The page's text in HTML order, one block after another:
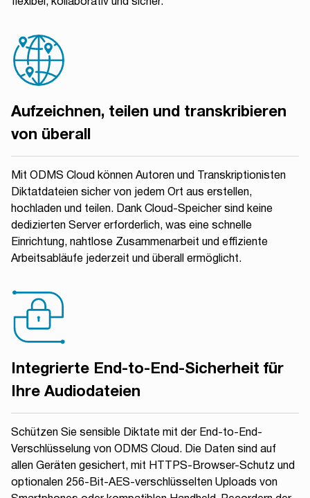
Aufzeichnen, teilen und transkribieren
von überall
Mit ODMS Cloud können Autoren und Transkriptionisten
Diktatdateien sicher von jedem Ort aus erstellen,
hochladen und teilen. Dank Cloud-Speicher sind keine
dedizierten Server erforderlich, was eine schnelle
Einrichtung, nahtlose Zusammenarbeit und effiziente
Arbeitsabläufe jederzeit und überall ermöglicht.
Integrierte End-to-End-Sicherheit für
Ihre Audiodateien
Schützen Sie sensible Diktate mit der End-to-End-
Verschlüsselung von ODMS Cloud. Die Daten sind auf
allen Geräten gesichert, mit HTTPS-Browser-Schutz und
optionalen 256-Bit-AES-verschlüsselten Uploads von